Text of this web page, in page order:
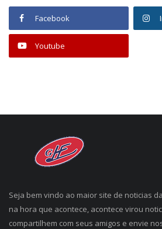
Facebook
Youtube
Seja bem vindo ao maior site de noticias
na hora que acontece, acontece virou
compartilhem com seus amigos e envie